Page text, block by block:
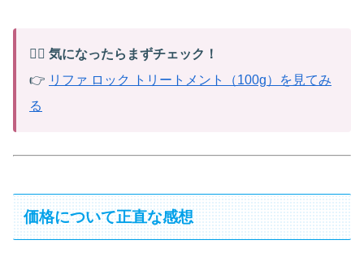
💁‍♀️ 気になったらまずチェック！
👉 リファ ロック トリートメント（100g）を見てみ
る
価格について正直な感想